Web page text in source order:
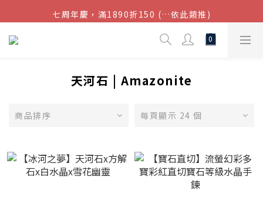
結帳金額滿$1080超取免運
七周年慶，滿1890折150 (…依此類推)
點我加入官方LINE帳號，獲得50元現金券
天河石 | Amazonite
商品排序 每頁顯示 24 個